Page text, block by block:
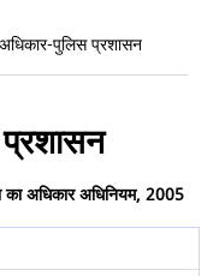
पुलिस प्रशासन
अधिकार अधिनियम, 2005